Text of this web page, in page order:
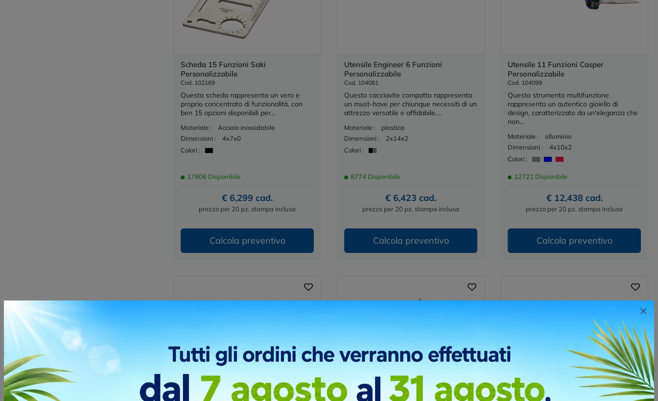
×
Scheda 15 Funzioni Saki
Personalizzabile
Cod. 102169
Questa scheda rappresenta un vero e
proprio concentrato di funzionalità, con
ben 15 opzioni disponibili per...
Materiale :
Acciaio inossidabile
Dimensioni :
4x7x0
Colori :
17806 Disponibile
€ 6,299 cad.
prezzo per 20 pz. stampa inclusa
Calcola preventivo
Utensile Engineer 6 Funzioni
Personalizzabile
Cod. 104081
Questo cacciavite compatto rappresenta
un must-have per chiunque necessiti di un
attrezzo versatile e affidabile....
Materiale :
plastica
Dimensioni :
2x14x2
Colori :
8774 Disponibile
€ 6,423 cad.
prezzo per 20 pz. stampa inclusa
Calcola preventivo
Utensile 11 Funzioni Casper
Personalizzabile
Cod. 104099
Questo strumento multifunzione
rappresenta un autentico gioiello di
design, caratterizzato da un'eleganza che
non...
Materiale :
alluminio
Dimensioni :
4x10x2
Colori :
12721 Disponibile
€ 12,438 cad.
prezzo per 20 pz. stampa inclusa
Calcola preventivo